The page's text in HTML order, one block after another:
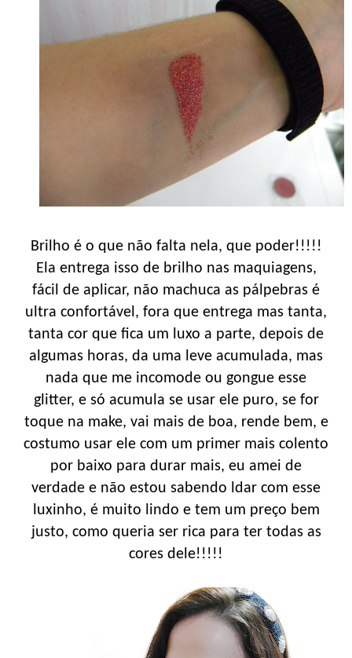
Brilho é o que não falta nela, que poder!!!!!
Ela entrega isso de brilho nas maquiagens,
fácil de aplicar, não machuca as pálpebras é
ultra confortável, fora que entrega mas tanta,
tanta cor que fica um luxo a parte, depois de
algumas horas, da uma leve acumulada, mas
nada que me incomode ou gongue esse
glitter, e só acumula se usar ele puro, se for
toque na make, vai mais de boa, rende bem, e
costumo usar ele com um primer mais colento
por baixo para durar mais, eu amei de
verdade e não estou sabendo ldar com esse
luxinho, é muito lindo e tem um preço bem
justo, como queria ser rica para ter todas as
cores dele!!!!!